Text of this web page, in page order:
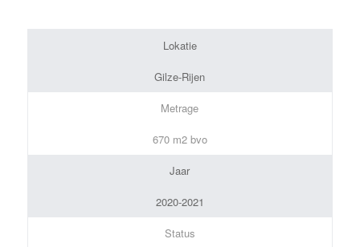
Lokatie
Gilze-Rijen
Metrage
670 m2 bvo
Jaar
2020-2021
Status